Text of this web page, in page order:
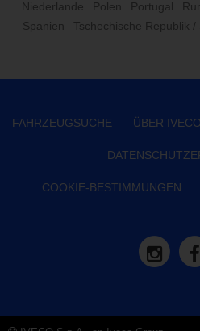
Niederlande
Polen Portugal
Spanien
Tschechische Republik /
FAHRZEUGSUCHE ÜBER
COOKIE-BESTIMMUNGEN